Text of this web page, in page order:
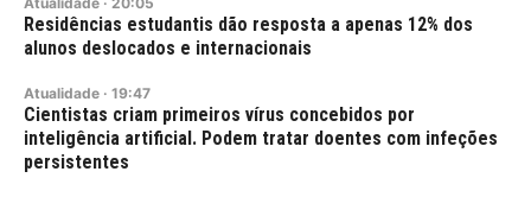
Residências estudantis dão resposta a apenas 12% dos
alunos deslocados e internacionais
Atualidade · 19:47
Cientistas criam primeiros vírus concebidos por
inteligência artificial. Podem tratar doentes com infeções
persistentes